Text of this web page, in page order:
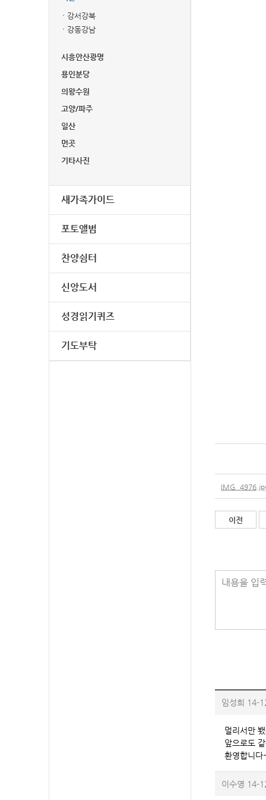
강서강북
강동강남
시흥안산광명
용인분당
의왕수원
고양/파주
일산
먼곳
기타사진
새가족가이드
포토앨범
찬양쉼터
신앙도서
성경읽기퀴즈
기도부탁
이전
내용을 입
임성희 14-
멀리서만
앞으로도
환영합니다
이수영 14-